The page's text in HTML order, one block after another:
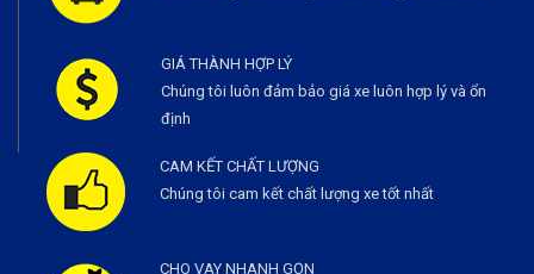
GIÁ THÀNH HỢP LÝ
Chúng tôi luôn đảm bảo giá xe luôn hợp lý và ổn
định
CAM KẾT CHẤT LƯỢNG
Chúng tôi cam kết chất lượng xe tốt nhất
CHO VAY NHANH GỌN